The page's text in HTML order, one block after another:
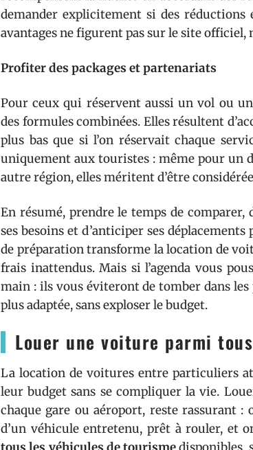
demander explicitement si des
avantages ne figurent pas sur le site
Profiter des packages et partenariats
Pour ceux qui réservent aussi un vol ou
des formules combinées. Elles résultent
plus bas que si l’on réservait chaque
uniquement aux touristes : même pour un
autre région, elles méritent d’être
En résumé, prendre le temps de
ses besoins et d’anticiper ses
de préparation transforme la location de
frais inattendus. Mais si l’agenda vous
main : ils vous éviteront de tomber dans
plus adaptée, sans exploser le budget.
Louer une voiture parmi
La location de voitures entre particuliers
leur budget sans se compliquer la vie.
chaque gare ou aéroport, reste rassurant :
d’un véhicule entretenu, prêt à rouler, et